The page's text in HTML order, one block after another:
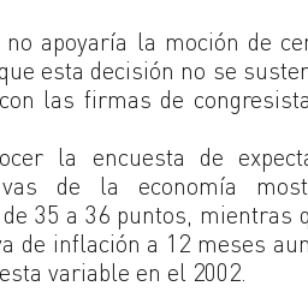
apoyaría la moción de
esta decisión no se
las firmas de
la encuesta de
de la economía
35 a 36 puntos, mientras
de inflación a 12 meses
variable en el 2002.